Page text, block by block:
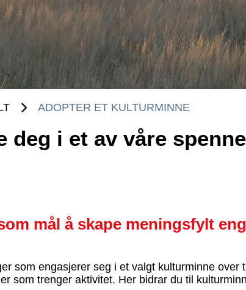
ADOPTER ET KULTURMINNE
deg i et av våre
mål å skape meningsfylt
som engasjerer seg i et valgt kulturminne
som trenger aktivitet. Her bidrar du til